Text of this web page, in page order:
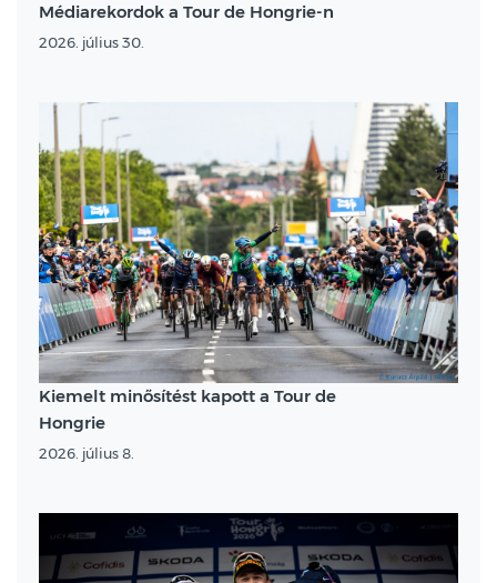
Médiarekordok a Tour de Hongrie-n
2026. július 30.
Kiemelt minősítést kapott a Tour de
Hongrie
2026. július 8.